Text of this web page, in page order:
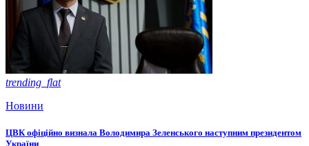
trending_flat
Новини
ЦВК офіційно визнала Володимира Зеленського наступним президентом
України